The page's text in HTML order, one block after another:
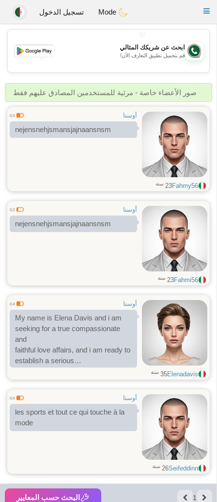
Weshrak
Toggle
تسجيل الدخول
💖
💕
💕
ابحث عن شريكك المثالي
قم بتحميل تطبيق التعارف الآن!
صور الأعضاء خاصة - مرئية للمستخدمين المصادق عليهم فقط
أوستا 0.3
nejensnehjsmansjajnaansnsm
Fahmy56
23 سنة
أوستا 0.2
nejensnehjsmansjajnaansnsm
Fahmi56
23 سنة
أوستا 0.4
My name is Elena Davis and i am
seeking for a true compassionate
and
faithful love affairs, and i am ready to
establish a serious
I am very loving and caring,
and physically
Elenadavis
35 سنة
أوستا 0.4
les sports et tout ce qui touche à la
mode
Seifeddinn
26 سنة
1 البحث حسب المعايير